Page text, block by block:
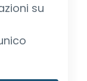
su